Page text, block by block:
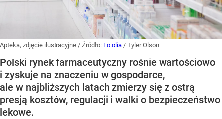
Apteka, zdjęcie ilustracyjne / Źródło: Fotolia / Tyler Olson
Polski rynek farmaceutyczny rośnie wartościowo
i zyskuje na znaczeniu w gospodarce,
ale w najbliższych latach zmierzy się z ostrą
presją kosztów, regulacji i walki o bezpieczeństwo
lekowe.